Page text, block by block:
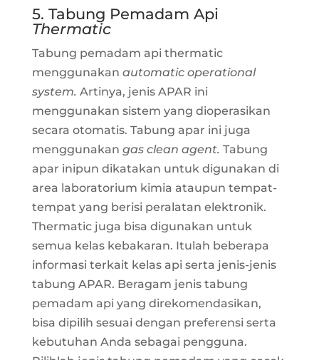
5. Tabung Pemadam Api
Thermatic
Tabung pemadam api thermatic
menggunakan automatic operational
system. Artinya, jenis APAR ini
menggunakan sistem yang dioperasikan
secara otomatis. Tabung apar ini juga
menggunakan gas clean agent. Tabung
apar inipun dikatakan untuk digunakan di
area laboratorium kimia ataupun tempat-
tempat yang berisi peralatan elektronik.
Thermatic juga bisa digunakan untuk
semua kelas kebakaran. Itulah beberapa
informasi terkait kelas api serta jenis-jenis
tabung APAR. Beragam jenis tabung
pemadam api yang direkomendasikan,
bisa dipilih sesuai dengan preferensi serta
kebutuhan Anda sebagai pengguna.